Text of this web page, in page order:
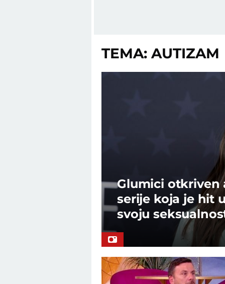
TEMA: AUTIZAM
Glumici otkriven
serije koja je hit
svoju